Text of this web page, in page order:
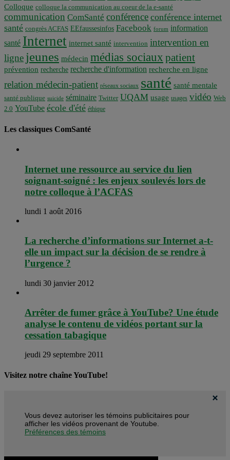
Colloque colloque la communication au coeur de la e-santé
communication ComSanté conférence conférence internet
santé congrès ACFAS EEfaussesinfos Facebook forum information
santé Internet internet santé intervention intervention en
ligne jeunes médecin médias sociaux patient
prévention recherche recherche d'information recherche en ligne
relation médecin-patient réseaux sociaux santé santé mentale
santé publique suicide séminaire Twitter UQAM usage usages vidéo Web
2.0 YouTube école d'été éthique
Les classiques ComSanté
Internet une ressource au service du lien
soignant-soigné : les enjeux soulevés lors de
notre colloque à l’ACFAS
lundi 1 août 2016
La recherche d’informations sur Internet a-t-
elle un impact sur la décision de se rendre à
l’urgence ?
lundi 30 janvier 2012
Arrêter de fumer grâce à YouTube? Une étude
analyse le contenu de vidéos portant sur la
cessation tabagique
jeudi 29 septembre 2011
Visitez notre chaîne YouTube!
Vous devez autoriser les témoins publicitaires pour
afficher les vidéos provenant de Youtube.
Préférences des témoins